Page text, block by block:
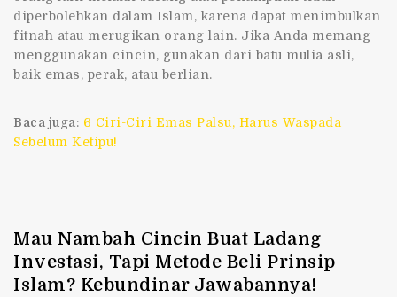
diperbolehkan dalam Islam, karena dapat menimbulkan
fitnah atau merugikan orang lain. Jika Anda memang
menggunakan cincin, gunakan dari batu mulia asli,
baik emas, perak, atau berlian.
Baca juga: 6 Ciri-Ciri Emas Palsu, Harus Waspada
Sebelum Ketipu!
Mau Nambah Cincin Buat Ladang
Investasi, Tapi Metode Beli Prinsip
Islam? Kebundinar Jawabannya!